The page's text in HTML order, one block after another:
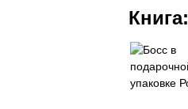
Книга: